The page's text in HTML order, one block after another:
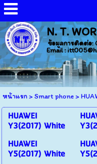
N. T.
ข้อมูลการติดต่อ:
Email :
หน้าแรก > Smart phone >
HUAWEI
Y3(2017) White
HUAWEI
Y5(2017) White